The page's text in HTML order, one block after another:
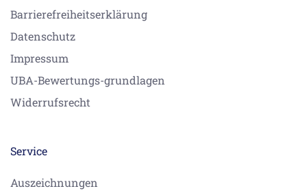
Barrierefreiheitserklärung
Datenschutz
Impressum
UBA-Bewertungs-grundlagen
Widerrufsrecht
Service
Auszeichnungen